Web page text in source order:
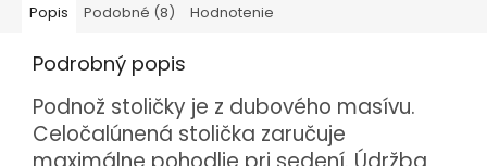
Popis Podobné (8) Hodnotenie
Podrobný popis
Podnož stoličky je z dubového masívu.
Celočalúnená stolička zaručuje